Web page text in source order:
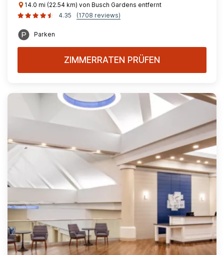
14.0 mi (22.54 km) von Busch Gardens entfernt
4.35
(1708 reviews)
Parken
ZIMMERRATEN PRÜFEN